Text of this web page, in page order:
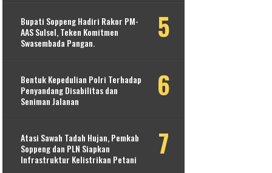
Bupati Soppeng Hadiri Rakor PM-
AAS Sulsel, Teken Komitmen
Swasembada Pangan.
Bentuk Kepedulian Polri Terhadap
Penyandang Disabilitas dan
Seniman Jalanan
Atasi Sawah Tadah Hujan, Pemkab
Soppeng dan PLN Siapkan
Infrastruktur Kelistrikan Petani